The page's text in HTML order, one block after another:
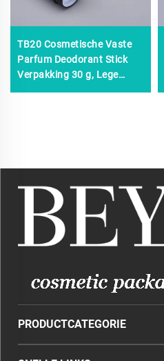
TB20 Cosmetische Vaste
Parfum Deodorant Stick
Verpakking 30 g, Lege
PRODUCTCATEGORIE